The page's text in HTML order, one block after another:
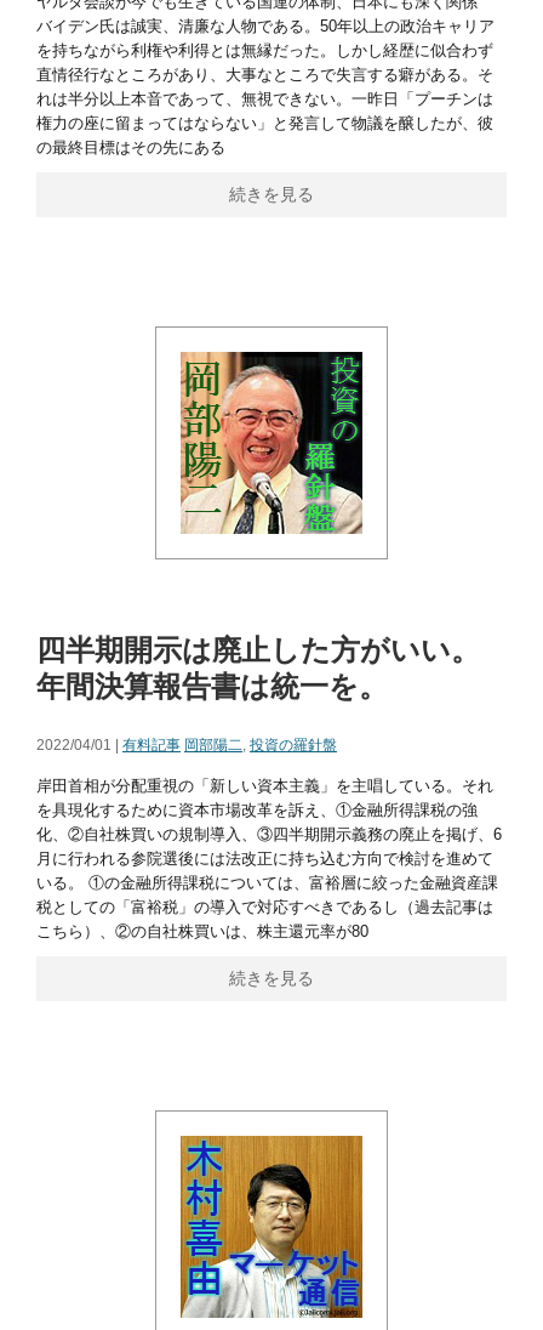
バイデン氏は誠実、清廉な人物である。50年以上の政治キャリア
を持ちながら利権や利得とは無縁だった。しかし経歴に似合わず
直情径行なところがあり、大事なところで失言する癖がある。そ
れは半分以上本音であって、無視できない。一昨日「プーチンは
権力の座に留まってはならない」と発言して物議を醸したが、彼
の最終目標はその先にある
続きを見る
四半期開示は廃止した方がいい。
年間決算報告書は統一を。
2022/04/01 | 有料記事 岡部陽二, 投資の羅針盤
岸田首相が分配重視の「新しい資本主義」を主唱している。それ
を具現化するために資本市場改革を訴え、①金融所得課税の強
化、②自社株買いの規制導入、③四半期開示義務の廃止を掲げ、6
月に行われる参院選後には法改正に持ち込む方向で検討を進めて
いる。 ①の金融所得課税については、富裕層に絞った金融資産課
税としての「富裕税」の導入で対応すべきであるし（過去記事は
こちら）、②の自社株買いは、株主還元率が80
続きを見る